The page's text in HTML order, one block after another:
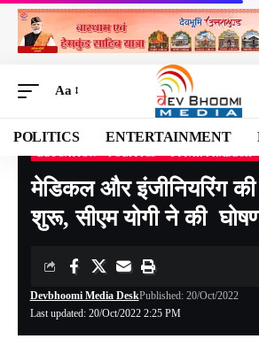
Aa
POLITICS ENTERTAINMENT
Devbhoomi Media>Blog>NATIONAL>Uttar
मेडिकल और इंजीनियरिंग की
शुरू, सीएम योगी ने की
Last updated: 20/Oct/2022 2:25 PM
Devbhoomi Media DeskPublished: 20/Oct/2022